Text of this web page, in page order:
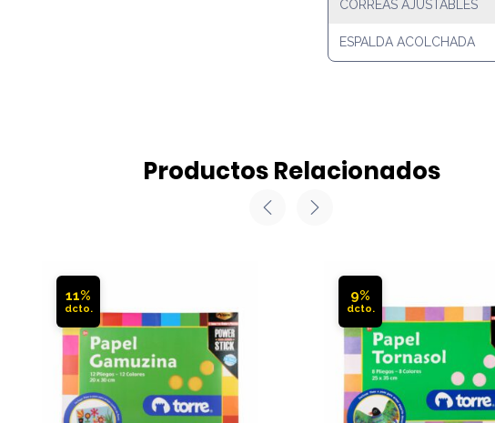
CORREAS AJUSTABLES
ESPALDA ACOLCHADA
Productos Relacionados
11% 9%